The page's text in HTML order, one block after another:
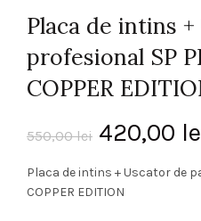
Placa de intins
profesional SP
COPPER
550,00lei Prețul
inițial
420,00
Placa de intins + Uscator de
COPPER EDITION